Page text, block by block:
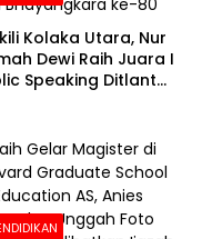
Kolaka Utara, Nur
Dewi Raih Juara I
Speaking Ditlantas
ke-80